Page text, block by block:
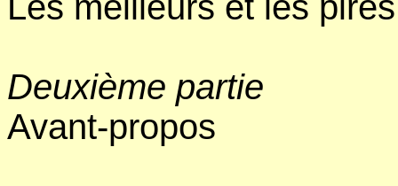
Deuxième partie
Avant-propos